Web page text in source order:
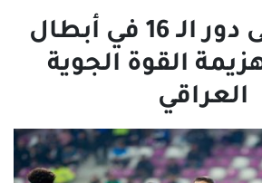
التعاون إلى دور الـ 16 في أبطال
2 بهزيمة القوة الجوية
العراقي